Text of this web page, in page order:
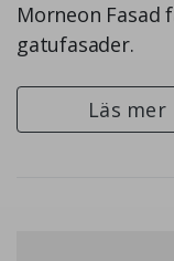
Morneon Fasad
gatufasader.
Läs mer